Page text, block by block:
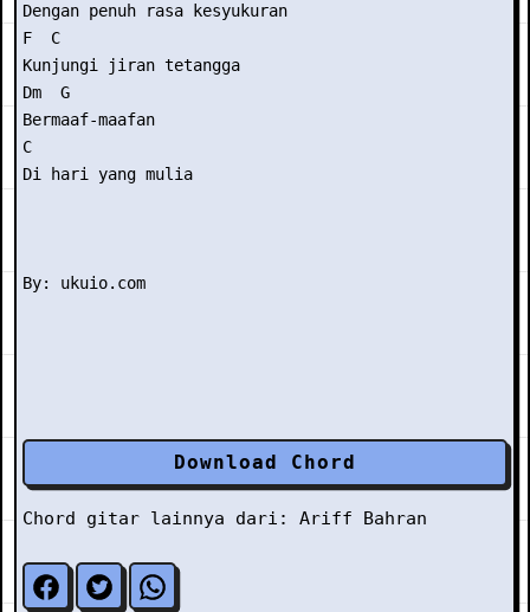
Dengan penuh rasa kesyukuran
F  C
Kunjungi jiran tetangga
Dm  G
Bermaaf-maafan
C
Di hari yang mulia
Download Chord
Chord gitar lainnya dari: Ariff Bahran